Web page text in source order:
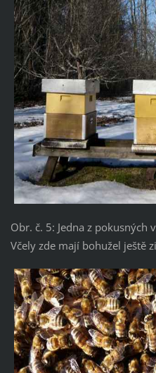
Obr. č. 5: Jedna z pokusných
Včely zde mají bohužel ještě